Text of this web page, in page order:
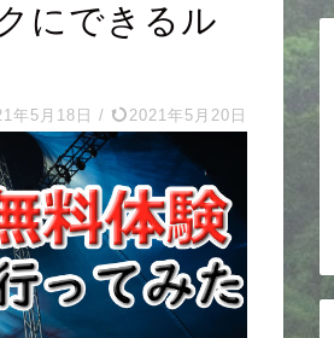
にできるル
年5月18日 / 2021年5月20日